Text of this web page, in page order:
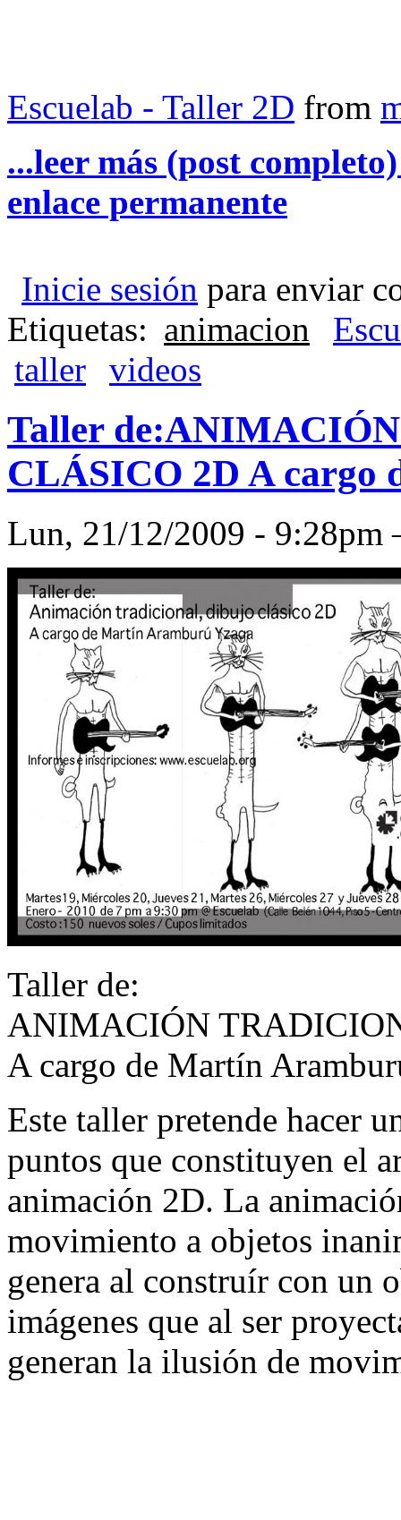
Escuelab - Taller 2D from
...leer más (post
enlace permanente
Inicie sesión para enviar
Etiquetas: animacion
taller
videos
Taller
CLÁSICO 2D A
Lun, 21/12/2009 -
Taller de:
ANIMACIÓN
A cargo de Martín
Este taller pretende hacer
puntos que constituyen el
animación 2D. La
movimiento a objetos
genera al construír con un
imágenes que al ser
generan la ilusión de